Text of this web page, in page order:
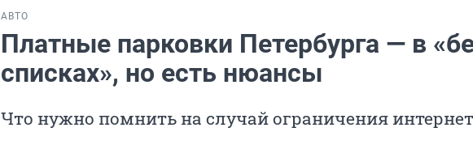
АВТО
Платные парковки Петербурга — в
списках», но есть нюансы
Что нужно помнить на случай ограничения